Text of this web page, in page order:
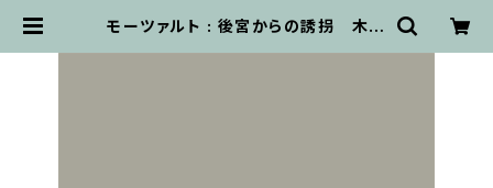
モーツァルト : 後宮からの誘拐 木管